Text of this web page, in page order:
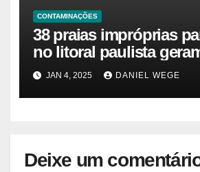
CONTAMINAÇÕES
38 praias impróprias
no litoral paulista
ambiental e de saúde
JAN 4, 2025 DANIEL WEGE
Deixe um